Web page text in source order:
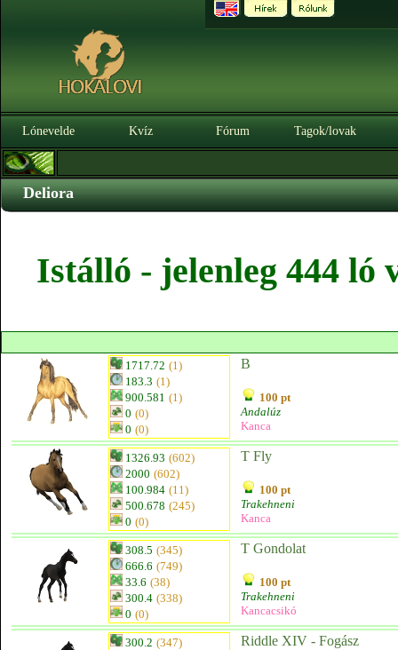
Lónevelde Kvíz Fórum Tagok/lovak
Deliora
Istálló - jelenleg 444 ló
1717.72 (1)
183.3 (1)
900.581 (1)
0 (0)
0 (0)
B
100 pt
Andalúz
Kanca
1326.93 (602)
2000 (602)
100.984 (11)
500.678 (245)
0 (0)
T Fly
100 pt
Trakehneni
Kanca
308.5 (345)
666.6 (749)
33.6 (38)
300.4 (338)
0 (0)
T Gondolat
100 pt
Trakehneni
Kancacsikó
300.2 (347)
Riddle XIV - Fogász